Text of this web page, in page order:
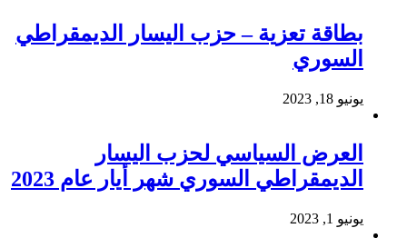
بطاقة تعزية – حزب اليسار الديمقراطي
السوري
يونيو 18, 2023
العرض السياسي لحزب اليسار
الديمقراطي السوري شهر أيار عام 2023
يونيو 1, 2023